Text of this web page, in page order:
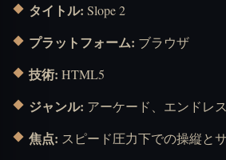
タイトル: Slope 2
プラットフォーム: ブラウザ
技術: HTML5
ジャンル: アーケード、エンドレ
焦点: スピード圧力下での操縦と